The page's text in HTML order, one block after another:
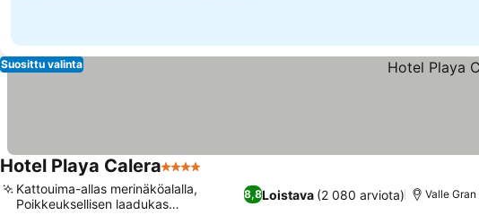
Suosittu valinta
Hotel Playa Calera4 Tähtiluokitus
8,8Loistava (2 080 arviota)
Kattouima-allas merinäköalalla,
Poikkeuksellisen laadukas
Valle Gran